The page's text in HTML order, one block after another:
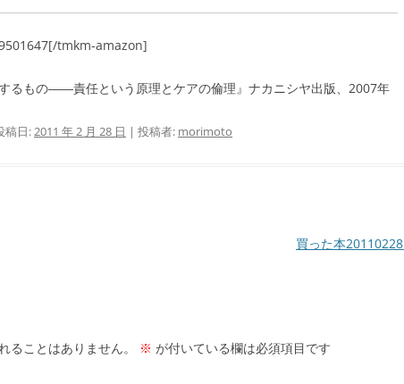
tmkm-amazon]
るもの――責任という原理とケアの倫理』ナカニシヤ出版、2007年
稿日:2011 年 2 月 28 日 | 投稿者: morimoto
買った本20110228
ることはありません。 ※ が付いている欄は必須項目です